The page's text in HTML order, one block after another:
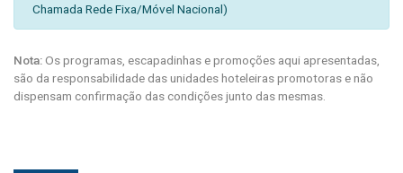
Chamada Rede Fixa/Móvel Nacional)
Nota:Os programas, escapadinhas e promoções aqui apresentadas,
são da responsabilidade das unidades hoteleiras promotoras e não
dispensam confirmação das condições junto das mesmas.